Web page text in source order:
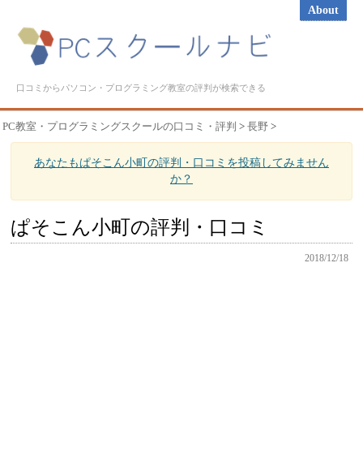
About
口コミからパソコン・プログラミング教室の評判が検索できる
PC教室・プログラミングスクールの口コミ・評判 > 長野 >
あなたもぱそこん小町の評判・口コミを投稿してみません
か？
ぱそこん小町の評判・口コミ
2018/12/18